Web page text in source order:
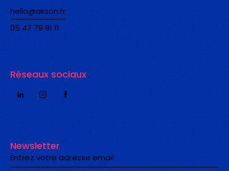
hello@akson.fr
05 47 79 81 11
Réseaux sociaux
Newsletter